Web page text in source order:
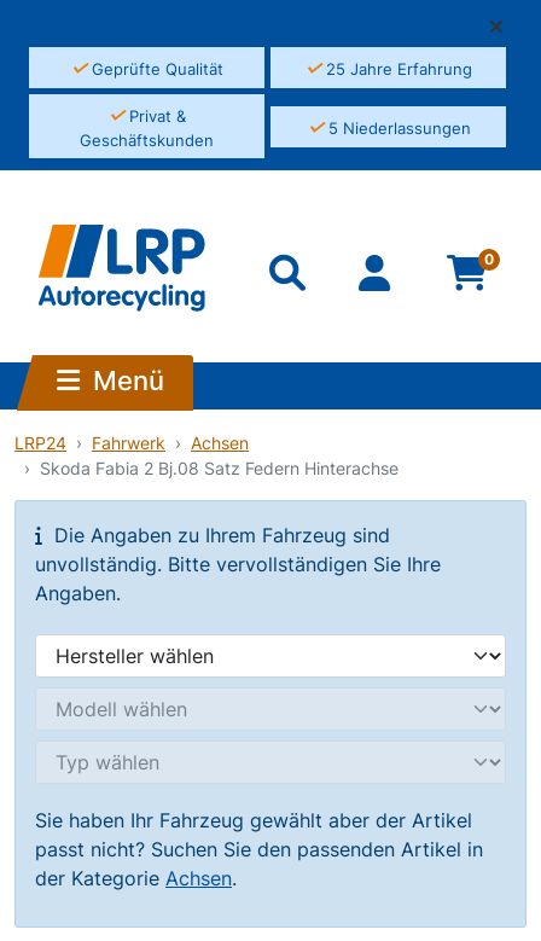
✓Geprüfte Qualität ✓25 Jahre Erfahrung
✓Privat &
Geschäftskunden
✓5 Niederlassungen
0
Menü
LRP24 Fahrwerk
Achsen
Skoda Fabia 2 Bj.08 Satz Federn Hinterachse
Die Angaben zu Ihrem Fahrzeug sind
unvollständig. Bitte vervollständigen Sie Ihre
Angaben.
Sie haben Ihr Fahrzeug gewählt aber der Artikel
passt nicht? Suchen Sie den passenden Artikel in
der Kategorie Achsen.